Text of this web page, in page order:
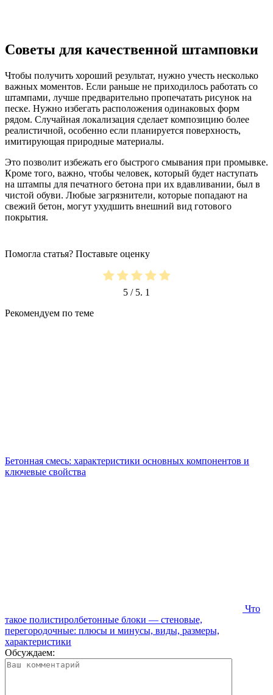
Советы для качественной штамповки
Чтобы получить хороший результат, нужно учесть несколько
важных моментов. Если раньше не приходилось работать со
штампами, лучше предварительно пропечатать рисунок на
песке. Нужно избегать расположения одинаковых форм
рядом. Случайная локализация сделает композицию более
реалистичной, особенно если планируется поверхность,
имитирующая природные материалы.
Это позволит избежать его быстрого смывания при промывке.
Кроме того, важно, чтобы человек, который будет наступать
на штампы для печатного бетона при их вдавливании, был в
чистой обуви. Любые загрязнители, которые попадают на
свежий бетон, могут ухудшить внешний вид готового
покрытия.
Помогла статья? Поставьте оценку
5 / 5. 1
Рекомендуем по теме
Бетонная смесь: характеристики основных компонентов и
ключевые свойства
Что
такое полистиролбетонные блоки — стеновые,
перегородочные: плюсы и минусы, виды, размеры,
характеристики
Обсуждаем: